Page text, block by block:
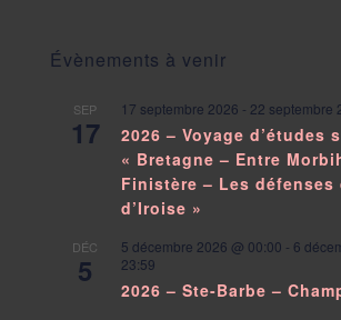
Évènements à venir
SEP
17
17 septembre 2026 - 22 septembre
2026 – Voyage d’études
« Bretagne – Entre
Finistère – Les défenses
d’Iroise »
DÉC
5
5 décembre 2026 @ 00:00 - 6
23:59
2026 – Ste-Barbe –